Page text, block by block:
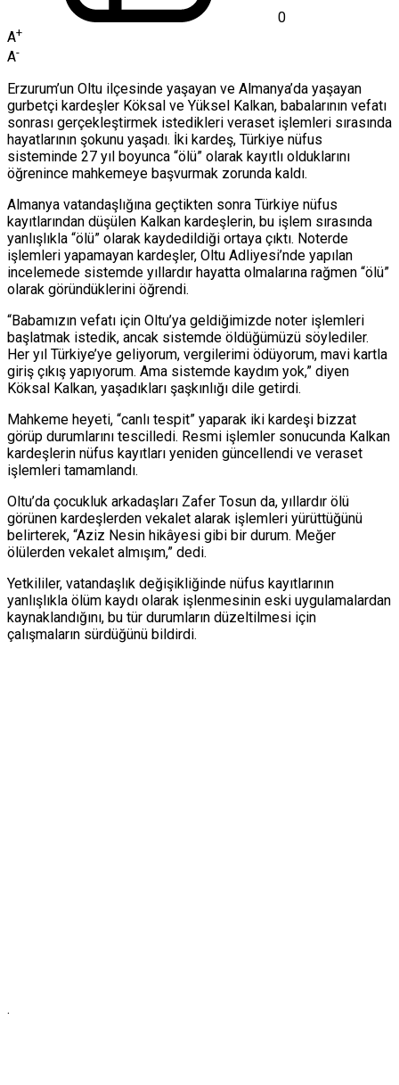
0
A+
A-
Erzurum’un Oltu ilçesinde yaşayan ve Almanya’da yaşayan
gurbetçi kardeşler Köksal ve Yüksel Kalkan, babalarının vefatı
sonrası gerçekleştirmek istedikleri veraset işlemleri sırasında
hayatlarının şokunu yaşadı. İki kardeş, Türkiye nüfus
sisteminde 27 yıl boyunca “ölü” olarak kayıtlı olduklarını
öğrenince mahkemeye başvurmak zorunda kaldı.
Almanya vatandaşlığına geçtikten sonra Türkiye nüfus
kayıtlarından düşülen Kalkan kardeşlerin, bu işlem sırasında
yanlışlıkla “ölü” olarak kaydedildiği ortaya çıktı. Noterde
işlemleri yapamayan kardeşler, Oltu Adliyesi’nde yapılan
incelemede sistemde yıllardır hayatta olmalarına rağmen “ölü”
olarak göründüklerini öğrendi.
“Babamızın vefatı için Oltu’ya geldiğimizde noter işlemleri
başlatmak istedik, ancak sistemde öldüğümüzü söylediler.
Her yıl Türkiye’ye geliyorum, vergilerimi ödüyorum, mavi kartla
giriş çıkış yapıyorum. Ama sistemde kaydım yok,” diyen
Köksal Kalkan, yaşadıkları şaşkınlığı dile getirdi.
Mahkeme heyeti, “canlı tespit” yaparak iki kardeşi bizzat
görüp durumlarını tescilledi. Resmi işlemler sonucunda Kalkan
kardeşlerin nüfus kayıtları yeniden güncellendi ve veraset
işlemleri tamamlandı.
Oltu’da çocukluk arkadaşları Zafer Tosun da, yıllardır ölü
görünen kardeşlerden vekalet alarak işlemleri yürüttüğünü
belirterek, “Aziz Nesin hikâyesi gibi bir durum. Meğer
ölülerden vekalet almışım,” dedi.
Yetkililer, vatandaşlık değişikliğinde nüfus kayıtlarının
yanlışlıkla ölüm kaydı olarak işlenmesinin eski uygulamalardan
kaynaklandığını, bu tür durumların düzeltilmesi için
çalışmaların sürdüğünü bildirdi.
.